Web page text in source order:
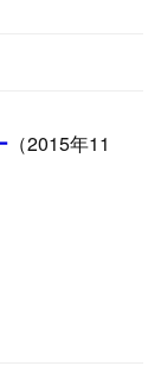
（2015年11